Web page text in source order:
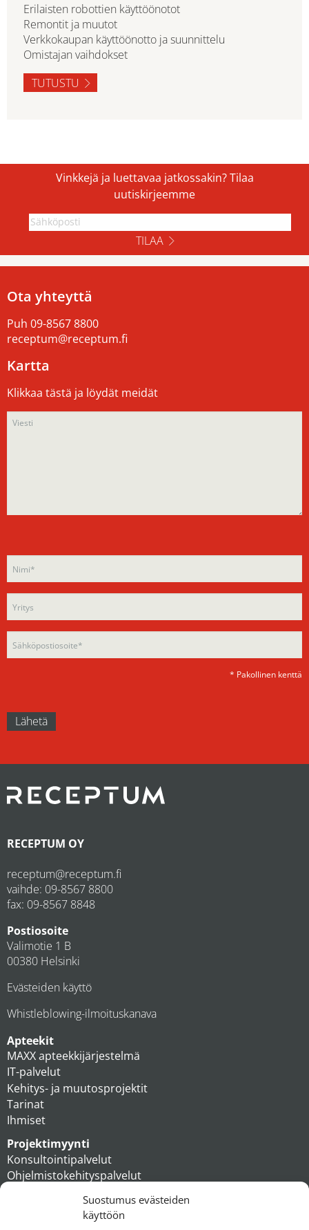
Suostumus evästeiden
käyttöön
Erilaisten robottien käyttöönotot
Remontit ja muutot
Verkkokaupan käyttöönotto ja suunnittelu
Omistajan vaihdokset
TUTUSTU
Vinkkejä ja luettavaa jatkossakin? Tilaa
uutiskirjeemme
TILAA
Ota yhteyttä
Puh 09-8567 8800
receptum@receptum.fi
Kartta
Klikkaa tästä ja löydät meidät
leave
this
empty.
leave
this
field
empty.
* Pakollinen kenttä
RECEPTUM OY
receptum@receptum.fi
vaihde: 09-8567 8800
fax: 09-8567 8848
Postiosoite
Valimotie 1 B
00380 Helsinki
Evästeiden käyttö
Whistleblowing-ilmoituskanava
Apteekit
MAXX apteekkijärjestelmä
IT-palvelut
Kehitys- ja muutosprojektit
Tarinat
Ihmiset
Projektimyynti
Konsultointipalvelut
Ohjelmistokehityspalvelut